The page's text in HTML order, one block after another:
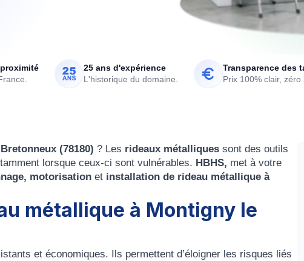
25 ans d'expérience
L'historique du domaine.
Transparence des
Prix 100% clair, zéro
(78180) ? Les rideaux métalliques sont des outils
lorsque ceux-ci sont vulnérables. HBHS, met à votre
motorisation et installation de rideau métallique à
métallique à Montigny le
et économiques. Ils permettent d’éloigner les risques liés